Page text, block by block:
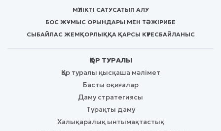
МҮЛІКТІ САТУСАТЫП АЛУ
БОС ЖҰМЫС ОРЫНДАРЫ МЕН ТӘЖІРИБЕ
СЫБАЙЛАС ЖЕМҚОРЛЫҚҚА ҚАРСЫ КҮРЕСБАЙЛАНЫС
ҚОР ТУРАЛЫ
Қор туралы қысқаша мәлімет
Басты оқиғалар
Даму стратегиясы
Тұрақты даму
Халықаралық ынтымақтастық